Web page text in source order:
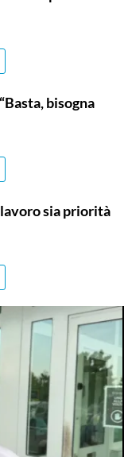
bisogna
lavoro sia priorità